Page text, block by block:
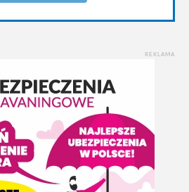
REKLAMA